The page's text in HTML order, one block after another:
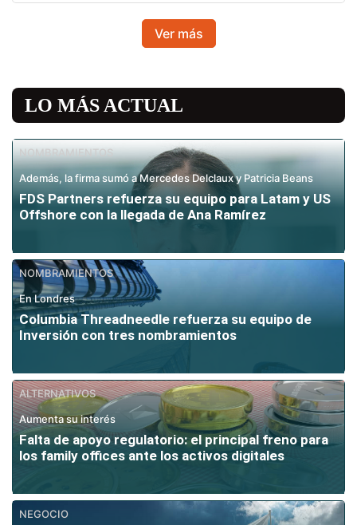
Ver más
LO MÁS ACTUAL
NOMBRAMIENTOS
Además, la firma sumó a Mercedes Delclaux y Patricia Beans
FDS Partners refuerza su equipo para Latam y US
Offshore con la llegada de Ana Ramírez
NOMBRAMIENTOS
En Londres
Columbia Threadneedle refuerza su equipo de
Inversión con tres nombramientos
ALTERNATIVOS
Aumenta su interés
Falta de apoyo regulatorio: el principal freno para
los family offices ante los activos digitales
NEGOCIO